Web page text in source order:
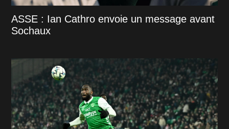
ASSE : Ian Cathro envoie un message avant
Sochaux